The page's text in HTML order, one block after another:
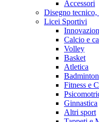
Accessori
Disegno tecnico,
Licei Sportivi
Calcio e
Volley
Basket
Atletica
Badminton
Fitness e
Ginnastica
Altri sport